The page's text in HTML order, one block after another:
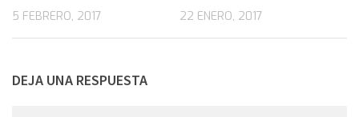
5 FEBRERO, 2017 22 ENERO, 2017
DEJA UNA RESPUESTA